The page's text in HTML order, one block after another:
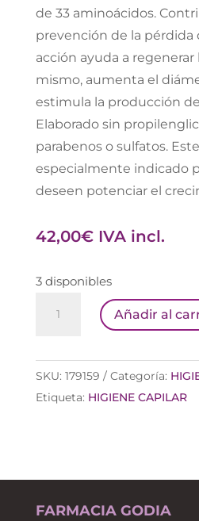
de 33 aminoácidos.
prevención de la pérdida
acción ayuda a regenerar
mismo, aumenta el
estimula la producción
Elaborado sin
parabenos o sulfatos.
especialmente indicado
deseen potenciar el
42,00€ IVA incl.
3 disponibles
SPECTRAL
Añadir al
SKU: 179159 Categoría:
Etiqueta: HIGIENE CAPILAR
FARMACIA GODIA